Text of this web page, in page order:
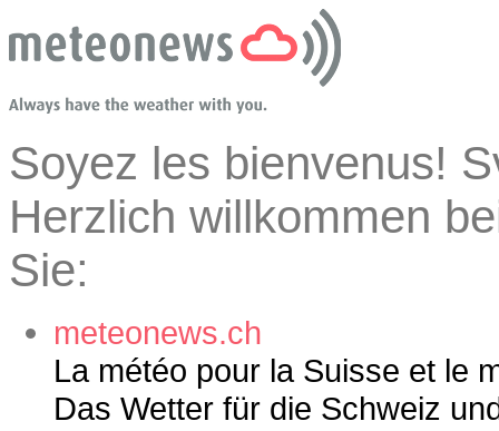
Soyez les bienvenus!
Herzlich willkommen
Sie:
meteonews.ch
La météo pour la Suisse et le
Das Wetter für die Schweiz